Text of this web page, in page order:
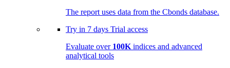
The report uses data from the Cbonds database.
Try in 7 days Trial access
Evaluate over 100K indices and advanced
analytical tools